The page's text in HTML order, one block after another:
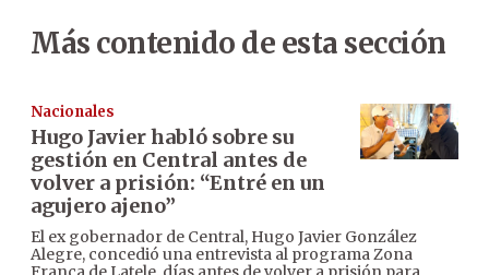
Más contenido de esta sección
Nacionales
Hugo Javier habló sobre su
gestión en Central antes de
volver a prisión: “Entré en un
agujero ajeno”
El ex gobernador de Central, Hugo Javier González
Alegre, concedió una entrevista al programa Zona